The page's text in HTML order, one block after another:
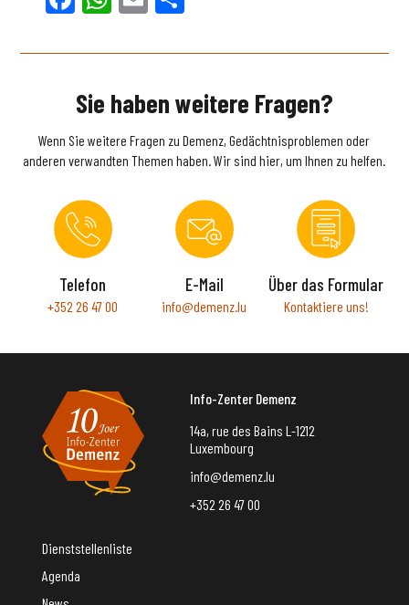
Sie haben weitere Fragen?
Wenn Sie weitere Fragen zu Demenz, Gedächtnisproblemen oder
anderen verwandten Themen haben. Wir sind hier, um Ihnen zu helfen.
Telefon
+352 26 47 00
E-Mail
info@demenz.lu
Über das Formular
Kontaktiere uns!
Info-Zenter Demenz
14a, rue des Bains L-1212
Luxembourg
info@demenz.lu
+352 26 47 00
Dienststellenliste
Agenda